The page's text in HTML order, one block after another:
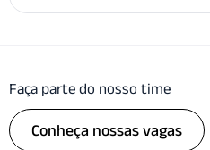
Faça parte do nosso time
Conheça nossas vagas